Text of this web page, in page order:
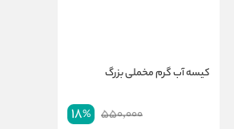
کیسه آب گرم مخملی بزرگ
550,000
18%